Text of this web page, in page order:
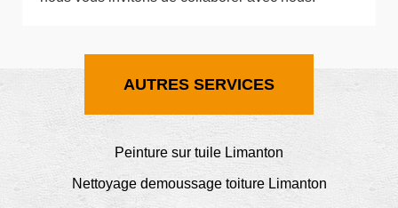
AUTRES SERVICES
Peinture sur tuile Limanton
Nettoyage demoussage toiture Limanton